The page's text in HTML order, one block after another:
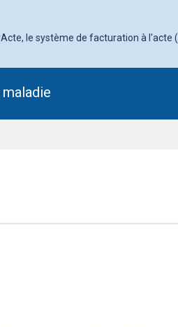
le système de facturation à l'acte (
maladie